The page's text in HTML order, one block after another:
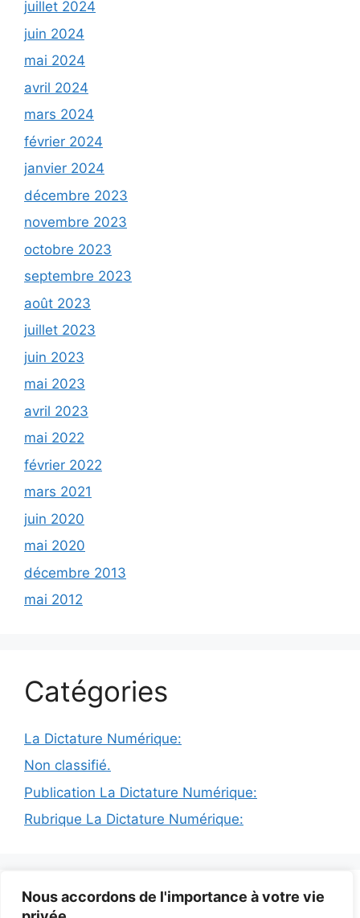
Nous accordons de l'importance à votre vie
juillet 2024
juin 2024
mai 2024
avril 2024
mars 2024
février 2024
janvier 2024
décembre 2023
novembre 2023
octobre 2023
septembre 2023
août 2023
juillet 2023
juin 2023
mai 2023
avril 2023
mai 2022
février 2022
mars 2021
juin 2020
mai 2020
décembre 2013
mai 2012
Catégories
La Dictature Numérique:
Non classifié.
Publication La Dictature Numérique:
Rubrique La Dictature Numérique:
© 2026 INFODICTAT• Construit avecGeneratePress